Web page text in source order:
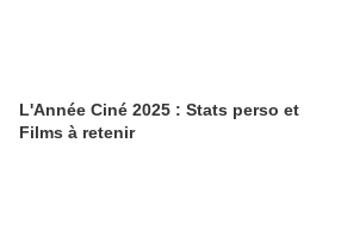
L'Année Ciné 2025 : Stats perso et
Films à retenir